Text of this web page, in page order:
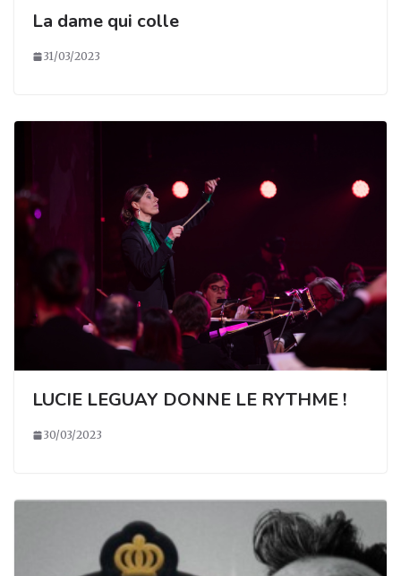
La dame qui colle
31/03/2023
LUCIE LEGUAY DONNE LE RYTHME !
30/03/2023